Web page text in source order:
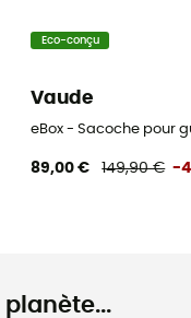
Eco-conçu
Vaude
eBox - Sacoche pour
89,00 € 149,90 € -
planète...